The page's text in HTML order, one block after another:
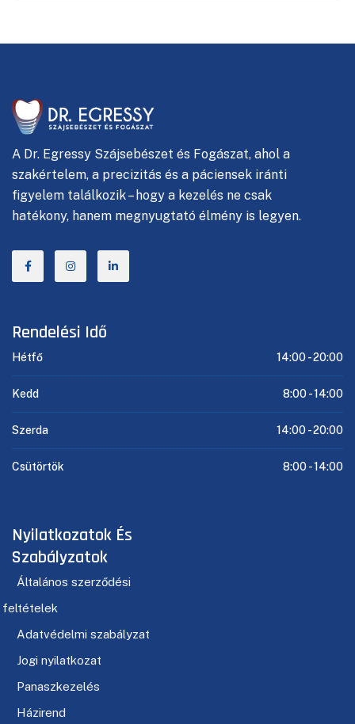
A Dr. Egressy Szájsebészet és Fogászat, ahol a
szakértelem, a precizitás és a páciensek iránti
figyelem találkozik – hogy a kezelés ne csak
hatékony, hanem megnyugtató élmény is legyen.
Rendelési Idő
Hétfő 14:00 -20:00
Kedd 8:00 -14:00
Szerda 14:00 -20:00
Csütörtök 8:00 -14:00
Nyilatkozatok És
Szabályzatok
Általános szerződési
feltételek
Adatvédelmi szabályzat
Jogi nyilatkozat
Panaszkezelés
Házirend